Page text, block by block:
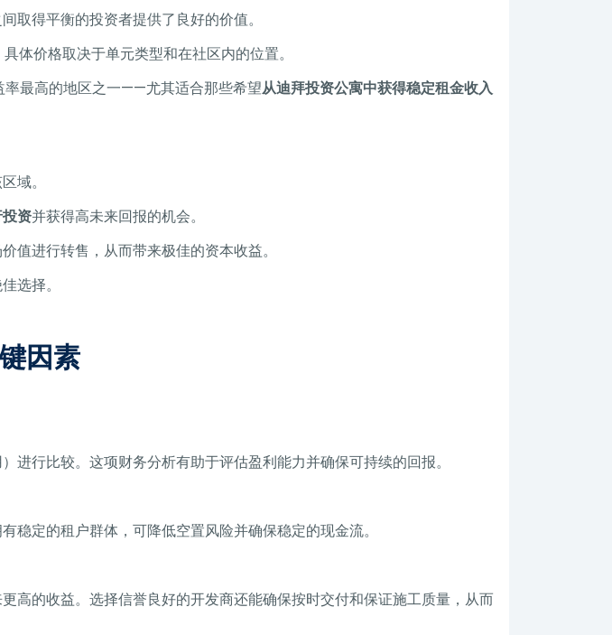
取得平衡的投资者提供了良好的价值。
具体价格取决于单元类型和在社区内的位置。
率最高的地区之一——尤其适合那些希望从迪拜投资公寓中获得稳定租金收入
域。
资并获得高未来回报的机会。
值进行转售，从而带来极佳的资本收益。
选择。
因素
行比较。这项财务分析有助于评估盈利能力并确保可持续的回报。
定的租户群体，可降低空置风险并确保稳定的现金流。
高的收益。选择信誉良好的开发商还能确保按时交付和保证施工质量，从而